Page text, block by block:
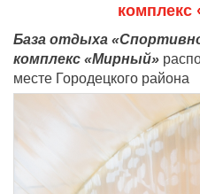
База отдыха
комплекс «Мирный»
месте Городецкого района